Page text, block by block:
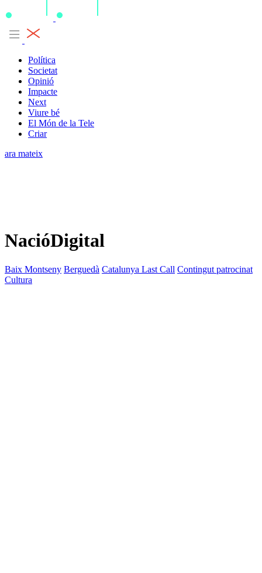
Política
Societat
Opinió
Impacte
Next
Viure bé
El Món de la Tele
Criar
ara mateix
NacióDigital
Baix Montseny Berguedà Catalunya Last Call Contingut patrocinat
Cultura